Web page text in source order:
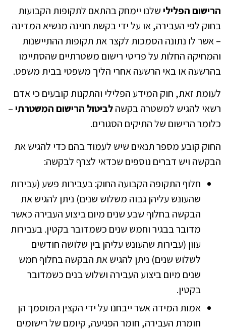
הרישום הפלילישלנו יימחק בהתאם לתקופות הקבועות
בחוק לפי העבירה, או על ידי בקשת חנינה מנשיא המדינה
– אשר לו נתונה הסמכות לקצר את תקופות ההתיישנות
והמחיקה החלות על פריטי רישום משטרתיים שהסתיימו
בהרשעה או באי הרשעה אחרי הליך משפטי בבית משפט.
לעומת זאת, חוק המידע הפלילי והתקנות קובעים כי אדם
רשאי להגיש למשטרה בקשהלביטול הרישום המשטרתי–
כלומר הרישום של התיקים הסגורים.
החוק קובע מספר תנאים שיש לעמוד בהם כדי להגיש את
הבקשה ויש דברים נוספים שכדאי לצרף לבקשה:
חלוף התקופה הקבועה החוק: בעבירות פשע (עבירות
שהעונש עליהן גבוה משלוש שנים) ניתן להגיש את
הבקשה בחלוף שבע שנים מיום ביצוע העבירה כאשר
מדובר בבגיר וחמש שנים כשמדובר בקטין. בעבירות
עוון (עבירות שהעונש עליהן בין שלושה חודשים
לשלוש שנים) ניתן להגיש את הבקשה בחלוף חמש
שנים מיום ביצוע העבירה ושלוש בנים כשמדובר
בקטין.
אמות המידה אשר ייבחנו על ידי הקצין המוסמך הן
חומרת העבירה, חומר הפגיעה, קיומם של רישומים